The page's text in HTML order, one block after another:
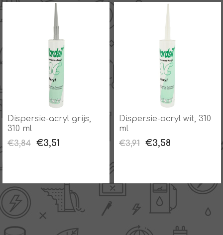
Dispersie-acryl grijs,
310 ml
€3,84
€3,51
Dispersie-acryl wit, 310
ml
€3,91
€3,58